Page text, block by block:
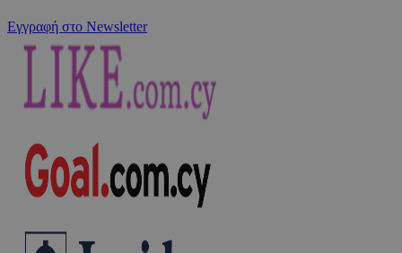
Εγγραφή στο Newsletter